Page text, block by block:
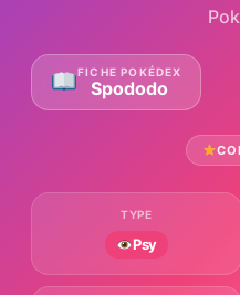
FICHE POKÉDEX
Spododo
TYPE
Psy